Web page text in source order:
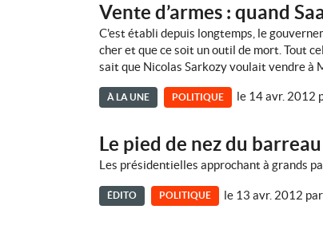
Vente d’armes : quand
C'est établi depuis longtemps, le
cher et que ce soit un outil de mort. Tout
sait que Nicolas Sarkozy voulait vendre à
À LA UNE POLITIQUE le 14 avr. 2012
Le pied de nez du
Les présidentielles approchant à grands
ÉDITO POLITIQUE le 13 avr. 2012 par